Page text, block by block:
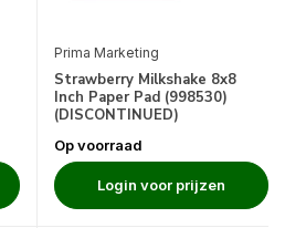
Prima Marketing
Strawberry Milkshake 8x8
Inch Paper Pad (998530)
(DISCONTINUED)
Op voorraad
Login voor prijzen